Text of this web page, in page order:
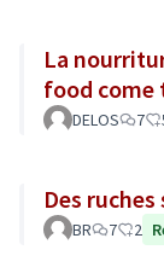
La
food come
DELOS 7
Des
BR 7 2